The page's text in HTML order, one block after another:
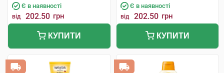
Є в наявності
від 202.50 грн
КУПИТИ
Є в наявності
від 202.50 грн
КУПИТИ